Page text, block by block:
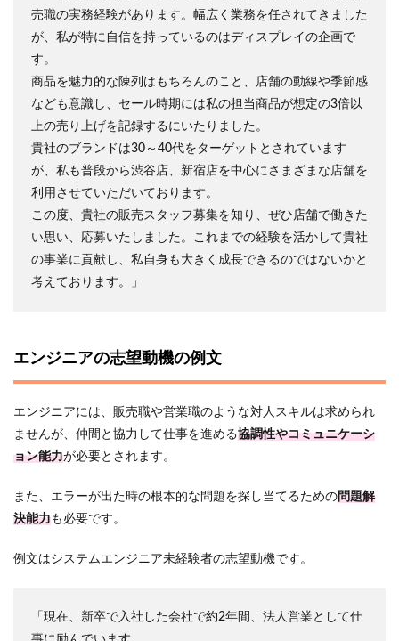
売職の実務経験があります。幅広く業務を任されてきました
が、私が特に自信を持っているのはディスプレイの企画で
す。
商品を魅力的な陳列はもちろんのこと、店舗の動線や季節感
なども意識し、セール時期には私の担当商品が想定の3倍以
上の売り上げを記録するにいたりました。
貴社のブランドは30～40代をターゲットとされています
が、私も普段から渋谷店、新宿店を中心にさまざまな店舗を
利用させていただいております。
この度、貴社の販売スタッフ募集を知り、ぜひ店舗で働きた
い思い、応募いたしました。これまでの経験を活かして貴社
の事業に貢献し、私自身も大きく成長できるのではないかと
考えております。」
エンジニアの志望動機の例文
エンジニアには、販売職や営業職のような対人スキルは求められ
ませんが、仲間と協力して仕事を進める協調性やコミュニケーシ
ョン能力が必要とされます。
また、エラーが出た時の根本的な問題を探し当てるための問題解
決能力も必要です。
例文はシステムエンジニア未経験者の志望動機です。
「現在、新卒で入社した会社で約2年間、法人営業として仕